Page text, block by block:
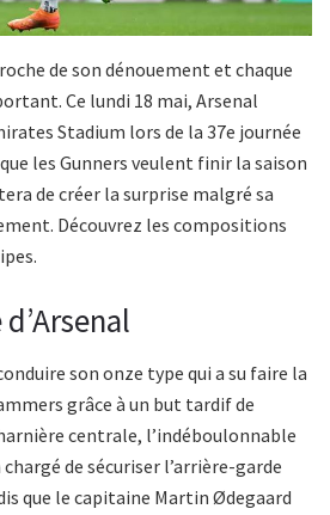
de son dénouement et chaque
Ce lundi 18 mai, Arsenal
Stadium lors de la 37e journée
les Gunners veulent finir la saison
de créer la surprise malgré sa
Découvrez les compositions
son onze type qui a su faire la
grâce à un but tardif de
centrale, l’indéboulonnable
de sécuriser l’arrière-garde
que le capitaine Martin Ødegaard